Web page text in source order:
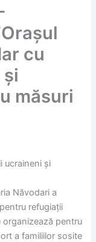
cu
măsuri
ucraineni și
Năvodari a
refugiații
organizează pentru
a familiilor sosite